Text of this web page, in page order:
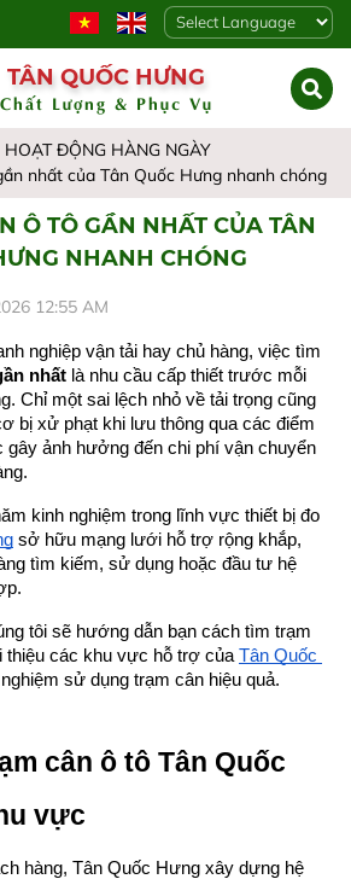
Powered by
TÂN QUỐC HƯNG
Chất Lượng & Phục Vụ
HOẠT ĐỘNG HÀNG NGÀY
nhất của Tân Quốc Hưng nhanh chóng
Ô TÔ GẦN NHẤT CỦA TÂN
NHANH CHÓNG
12:55 AM
nghiệp vận tải hay chủ hàng, việc tìm
nhất là nhu cầu cấp thiết trước mỗi
Chỉ một sai lệch nhỏ về tải trọng cũng
bị xử phạt khi lưu thông qua các điểm
gây ảnh hưởng đến chi phí vận chuyển
kinh nghiệm trong lĩnh vực thiết bị đo
sở hữu mạng lưới hỗ trợ rộng khắp,
tìm kiếm, sử dụng hoặc đầu tư hệ
tôi sẽ hướng dẫn bạn cách tìm trạm
thiệu các khu vực hỗ trợ của Tân Quốc
sử dụng trạm cân hiệu quả.
cân ô tô Tân Quốc
vực
hàng, Tân Quốc Hưng xây dựng hệ